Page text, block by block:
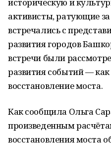
активисты, ратующие
встречались с
развития городов
встречи были
развития событий —
восстановление моста.
Как сообщила Ольга
произведенным
восстановления моста